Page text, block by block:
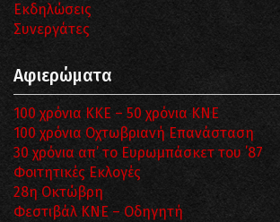
Εκδηλώσεις
Συνεργάτες
Αφιερώματα
100 χρόνια ΚΚΕ – 50 χρόνια ΚΝΕ
100 χρόνια Οχτωβριανή Επανάσταση
30 χρόνια απ’ το Ευρωμπάσκετ του ΄87
Φοιτητικές Εκλογές
28η Οκτώβρη
Φεστιβάλ ΚΝΕ – Οδηγητή